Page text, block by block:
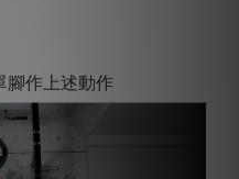
腳作上述動作